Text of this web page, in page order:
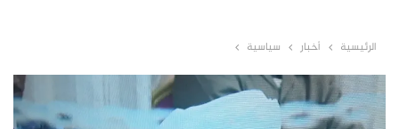
الرئيسية أخبار سياسية